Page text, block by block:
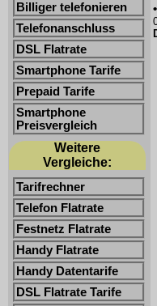
Billiger telefonieren
Telefonanschluss
DSL Flatrate
Smartphone Tarife
Prepaid Tarife
Smartphone
Preisvergleich
Weitere
Vergleiche:
Tarifrechner
Telefon Flatrate
Festnetz Flatrate
Handy Flatrate
Handy Datentarife
DSL Flatrate Tarife
•